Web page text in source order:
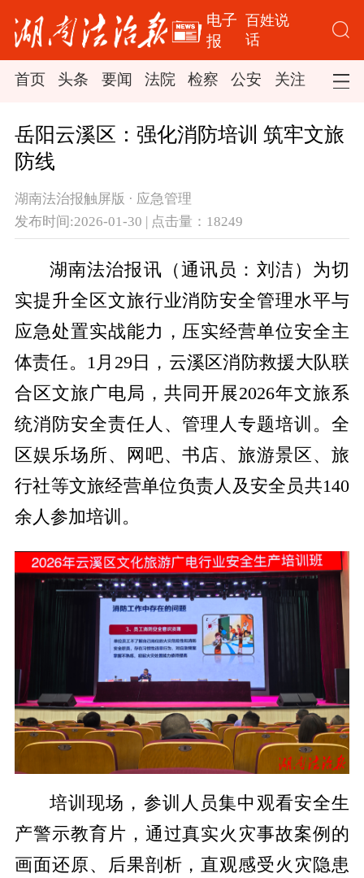
电子
报
百姓说
话
首页 头条 要闻 法院 检察 公安 关注 司法
岳阳云溪区：强化消防培训 筑牢文旅
防线
湖南法治报触屏版 · 应急管理
发布时间:2026-01-30 | 点击量：18249
湖南法治报讯（通讯员：刘洁）为切
实提升全区文旅行业消防安全管理水平与
应急处置实战能力，压实经营单位安全主
体责任。1月29日，云溪区消防救援大队联
合区文旅广电局，共同开展2026年文旅系
统消防安全责任人、管理人专题培训。全
区娱乐场所、网吧、书店、旅游景区、旅
行社等文旅经营单位负责人及安全员共140
余人参加培训。
培训现场，参训人员集中观看安全生
产警示教育片，通过真实火灾事故案例的
画面还原、后果剖析，直观感受火灾隐患